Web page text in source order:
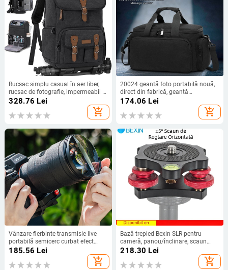
Rucsac simplu casual în aer liber,
rucsac de fotografie, impermeabil și
rezistent la uzură din pânză, rucsac
328.76 Lei
add_shopping_cart
20024 geantă foto portabilă nouă,
direct din fabrică, geantă
messenger SLR portabilă, îngroșată,
de mare capacitate, fabricată direct
din fabrică
174.06 Lei
add_shopping_cart
Vânzare fierbinte transmisie live
portabilă semicerc curbat efect
special cameră lentilă efect de
estompare fotografie aparat foto
selfie instrument
185.56 Lei
add_shopping_cart
Bază trepied Bexin SLR pentru
cameră, panou/înclinare, scaun
reglabil orizontal, din aliaj de
aluminiu în trei direcții, reglare fină
a unghiului
218.30 Lei
add_shopping_cart